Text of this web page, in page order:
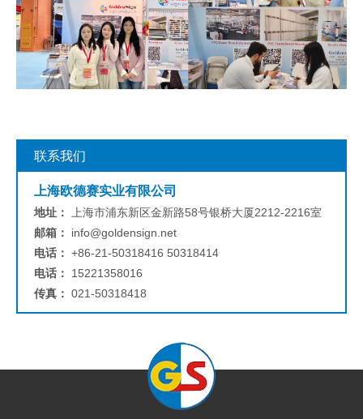
联系我们
上海欧德赛实业有限公司
地址：
上海市浦东新区金新路58号银桥大厦2212-2216室
邮箱： info@goldensign.net
电话： +86-21-50318416 50318414
电话：
15221358016
传真： 021-50318418